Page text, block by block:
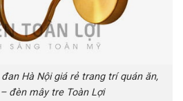
Hà Nội giá rẻ trang trí quán ăn,
đèn mây tre Toàn Lợi